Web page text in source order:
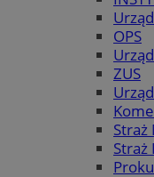
OPS
ZUS
Straż
Straż